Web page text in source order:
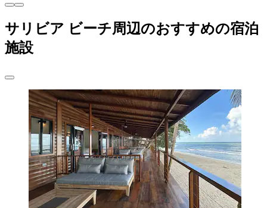
サリビア ビーチ周辺のおすすめの宿泊
施設